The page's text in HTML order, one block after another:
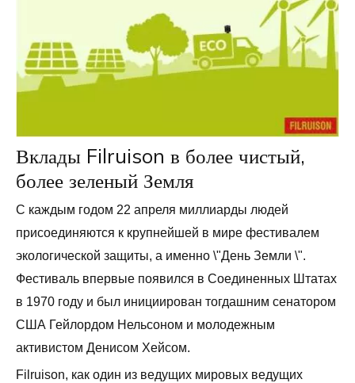
Вклады Filruison в более чистый,
более зеленый Земля
С каждым годом 22 апреля миллиарды людей
присоединяются к крупнейшей в мире фестивалем
экологической защиты, а именно \"День Земли \".
Фестиваль впервые появился в Соединенных Штатах
в 1970 году и был инициирован тогдашним сенатором
США Гейлордом Нельсоном и молодежным
активистом Денисом Хейсом.
Filruison, как один из ведущих мировых ведущих